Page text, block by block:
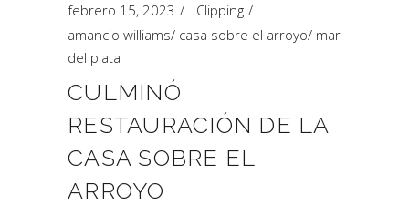
febrero 15, 2023
Clipping
amancio williams/ casa sobre el arroyo/ mar
del plata
CULMINÓ
RESTAURACIÓN DE LA
CASA SOBRE EL
ARROYO